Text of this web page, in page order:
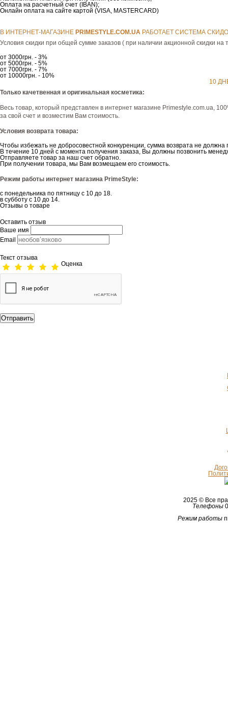
Оплата на расчетный счет (IBAN);
Онлайн оплата на сайте картой (VISA, MASTERCARD)
В ИНТЕРНЕТ-МАГАЗИНЕ РRIMESTYLE.COM.UA РАБОТАЕТ СИСТЕМА
Условия скидки при общей сумме заказов ( при наличии акционной скидки на
от 3000грн. - 3%
от 5000грн. - 5%
от 7000грн. - 7%
от 10000грн. - 10%
10
Только качетвенная и оригинальная косметика:
Весь товар, который представлен в интернет магазине Рrimestyle.com.ua,
за свой счет и возместим Вам стоимость.
Условия возврата товара:
Чтобы избежать не добросовестной конкуренции, сумма возврата не
В течение 10 дней с момента получения заказа, Вы должны позвонить
Отправляете товар за наш счет обратно.
При получении товара, мы Вам возмещаем его стоимость.
Режим работы интернет магазина PrimeStyle:
с понедельника по пятницу с 10 до 18.
в субботу с 10 до 14.
Отзывы о товаре
Оставить отзыв
Ваше имя
Email
Текст отзыва
Оценка
2025 © Все
Телефоны
Режим работы